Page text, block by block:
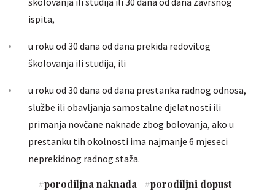
ispita,
u roku od 30 dana od dana prekida redovitog
školovanja ili studija, ili
u roku od 30 dana od dana prestanka radnog odnosa,
službe ili obavljanja samostalne djelatnosti ili
primanja novčane naknade zbog bolovanja, ako u
prestanku tih okolnosti ima najmanje 6 mjeseci
neprekidnog radnog staža.
#porodiljna naknada #porodiljni dopust